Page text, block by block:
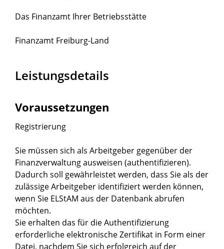
Das Finanzamt Ihrer Betriebsstätte
Finanzamt Freiburg-Land
Leistungsdetails
Voraussetzungen
Registrierung
Sie müssen sich als Arbeitgeber gegenüber der
Finanzverwaltung ausweisen (authentifizieren).
Dadurch soll gewährleistet werden, dass Sie als der
zulässige Arbeitgeber identifiziert werden können,
wenn Sie ELStAM aus der Datenbank abrufen
möchten.
Sie erhalten das für die Authentifizierung
erforderliche elektronische Zertifikat in Form einer
Datei, nachdem Sie sich erfolgreich auf der